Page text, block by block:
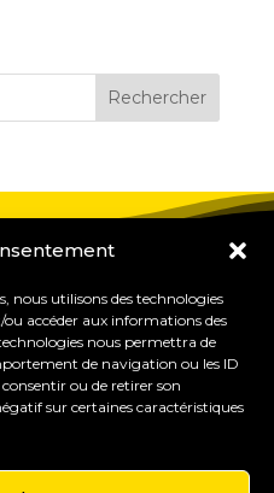
nous utilisons des technologies
ou accéder aux informations des
nous permettra de
de navigation ou les ID
ou de retirer son
sur certaines caractéristiques